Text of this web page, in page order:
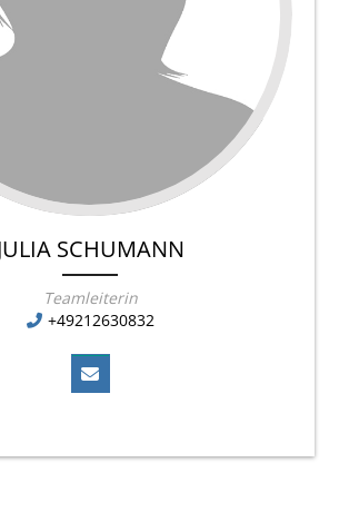
SCHUMANN
Teamleiterin
+49212630832